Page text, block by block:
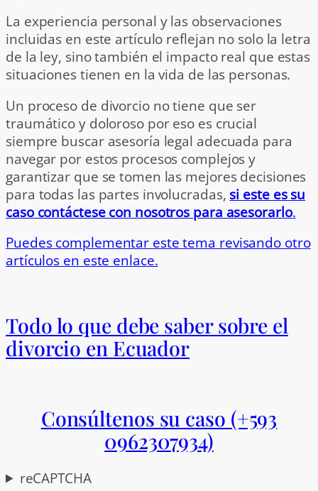
La experiencia personal y las observaciones
incluidas en este artículo reflejan no solo la letra
de la ley, sino también el impacto real que estas
situaciones tienen en la vida de las personas.
Un proceso de divorcio no tiene que ser
traumático y doloroso por eso es crucial
siempre buscar asesoría legal adecuada para
navegar por estos procesos complejos y
garantizar que se tomen las mejores decisiones
para todas las partes involucradas, si este es su
caso contáctese con nosotros para asesorarlo.
Puedes complementar este tema revisando otro
artículos en este enlace.
Todo lo que debe saber sobre el
divorcio en Ecuador
Consúltenos su caso (+593
0962307934)
reCAPTCHA